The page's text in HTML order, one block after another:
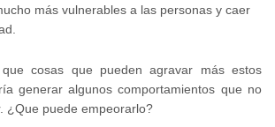
más vulnerables a las personas y caer
cosas que pueden agravar más estos
generar algunos comportamientos que no
¿Que puede empeorarlo?